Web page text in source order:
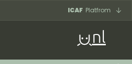
ICAF Platfrom
nl